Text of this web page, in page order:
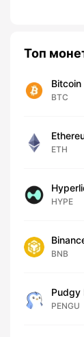
Топ
Bitcoin
BTC
ETH
HYPE
BNB
Pudgy
PENGU